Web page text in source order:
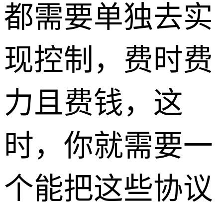
都需要单独去实
现控制，费时费
力且费钱，这
时，你就需要一
个能把这些协议